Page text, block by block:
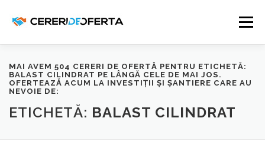
conținut
Meniu
ADAUGĂ CEREREA TA BENEFICII
CERERI DE OFERTĂ CONTACTEAZĂ-NE!
MAI AVEM 504 CERERI DE OFERTĂ PENTRU ETICHETĂ:
BALAST CILINDRAT PE LÂNGĂ CELE DE MAI JOS.
OFERTEAZĂ ACUM LA INVESTIȚII ȘI ȘANTIERE CARE AU
NEVOIE DE:
ETICHETĂ: BALAST CILINDRAT